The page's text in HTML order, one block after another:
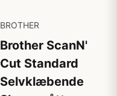
BROTHER
Brother ScanN'
Cut Standard
Selvklæbende